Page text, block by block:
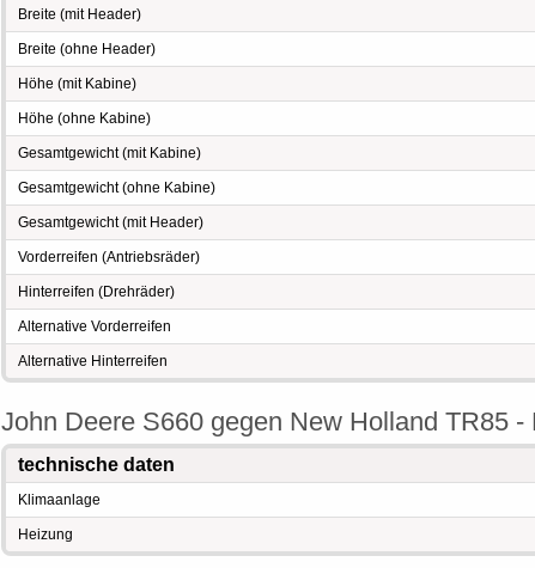
Breite (mit Header)
Breite (ohne Header)
Höhe (mit Kabine)
Höhe (ohne Kabine)
Gesamtgewicht (mit Kabine)
Gesamtgewicht (ohne Kabine)
Gesamtgewicht (mit Header)
Vorderreifen (Antriebsräder)
Hinterreifen (Drehräder)
Alternative Vorderreifen
Alternative Hinterreifen
John Deere S660 gegen New Holland TR85 -
technische daten
Klimaanlage
Heizung